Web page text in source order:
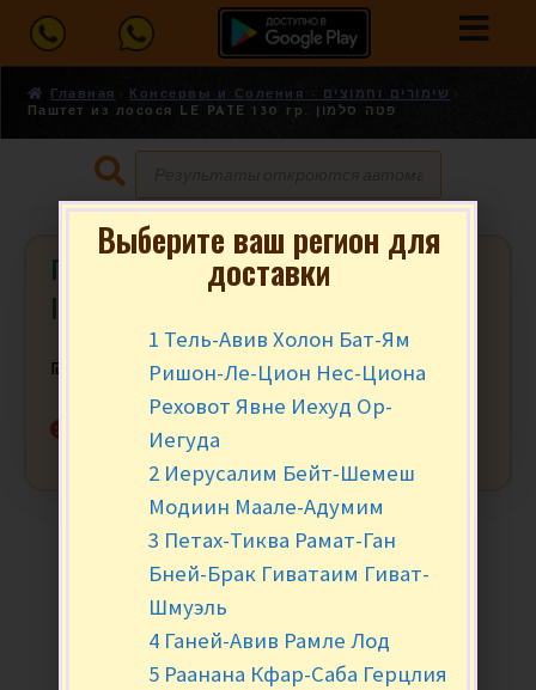
Главная
Консервы и Соления - שימורים וחמוצים
Паштет из лосося LE PATE 130 гр. פטה סלמון
Паштет из лосося LE PATE 130 гр.
פטה סלמון
₪
Нет в наличии
Выберите ваш регион для
доставки
1 Тель-Авив Холон Бат-Ям
Ришон-Ле-Цион Нес-Циона
Реховот Явне Иехуд Ор-
Иегуда
2 Иерусалим Бейт-Шемеш
Модиин Маале-Адумим
3 Петах-Тиква Рамат-Ган
Бней-Брак Гиватаим Гиват-
Шмуэль
4 Ганей-Авив Рамле Лод
5 Раанана Кфар-Саба Герцлия